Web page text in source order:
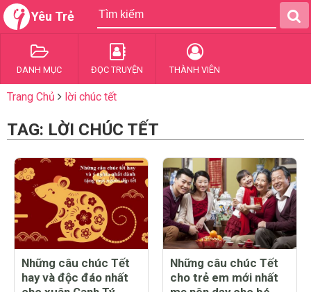
Yêu Trẻ
DANH MỤC ĐỌC TRUYỆN THÀNH VIÊN
Trang Chủ lời chúc tết
TAG: LỜI CHÚC TẾT
Những câu chúc Tết
hay và độc đáo nhất
Những câu chúc Tết
cho trẻ em mới nhất